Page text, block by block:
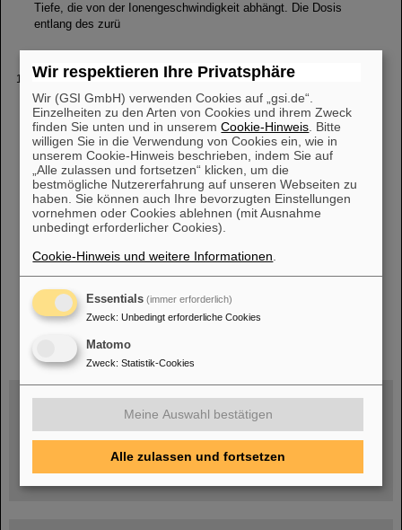
Tiefe, die von der Ionengeschwindigkeit abhängt. Die Dosis
entlang des zurü
Programm
Münster), O. Ullrich (U Magdeburg): DNA-Stabilität und -Funktion
nachRaumflugund Wiedereintritt 15:30 P.-D. Hansen, E. Unruh,
S.Pflugmacher(TU Berlin): Das TRIPLE LUX-B Experiment und
zukünftige Entwicklungen
1 2 3 4 »
Mittwoch, 19.08.2026, 14 Uhr
Warum existiert nicht einfach nichts?
GSI/FAIR/Goethe-Universität
Anmeldung und weitere Informationen
Wir respektieren Ihre Privatsphäre
Wir (GSI GmbH) verwenden Cookies auf „gsi.de“.
Einzelheiten zu den Arten von Cookies und ihrem Zweck
finden Sie unten und in unseremCookie-Hinweis . Bitte
willigen Sie in die Verwendung von Cookies ein, wie in
unserem Cookie-Hinweis beschrieben, indem Sie auf
„Alle zulassen und fortsetzen“ klicken, um die
bestmögliche Nutzererfahrung auf unseren Webseiten zu
haben. Sie können auch Ihre bevorzugten Einstellungen
vornehmen oder Cookies ablehnen (mit Ausnahme
unbedingt erforderlicher Cookies).
Cookie-Hinweis und weitere Informationen
Essentials (immer erforderlich)
Zweck: Unbedingt erforderliche Cookies
Matomo
Zweck: Statistik-Cookies
Meine Auswahl bestätigen
Alle zulassen und fortsetzen